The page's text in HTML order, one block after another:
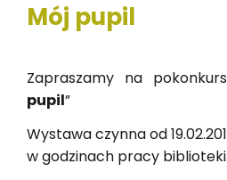
Mój pupil
Za­pra­sza­my na
pupil”
Wy­sta­wa czyn­na od
w go­dzi­nach pracy bi­blio­te­ki.